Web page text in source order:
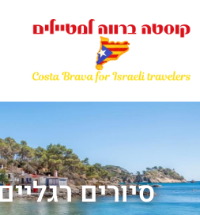
סיורים